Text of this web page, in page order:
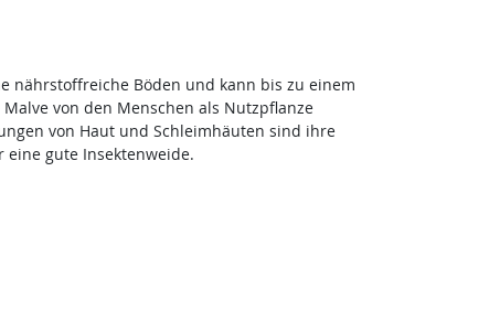
nährstoffreiche Böden und kann bis zu einem
von den Menschen als Nutzpflanze
von Haut und Schleimhäuten sind ihre
eine gute Insektenweide.